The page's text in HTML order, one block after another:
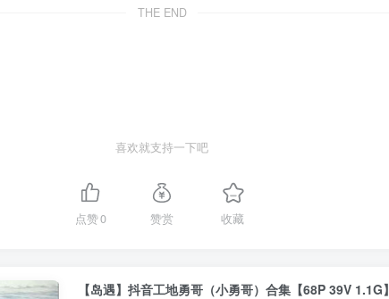
THE END
喜欢就支持一下吧
点赞0 赞赏 收藏
【岛遇】抖音工地勇哥（小勇哥）合集【68P 39V 1.1G】